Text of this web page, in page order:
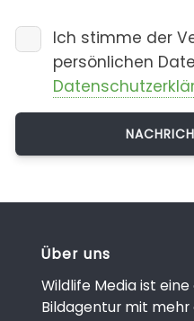
Ich stimme der
persönlichen
Über uns
Wildlife Media ist
Bildagentur mit mehr